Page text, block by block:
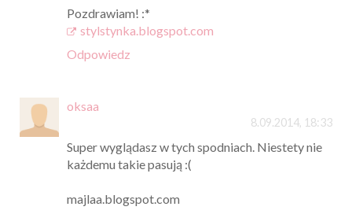
Pozdrawiam! :*
stylstynka.blogspot.com
Odpowiedz
oksaa
8.09.2014, 18:33
Super wyglądasz w tych spodniach. Niestety nie
każdemu takie pasują :(
majlaa.blogspot.com